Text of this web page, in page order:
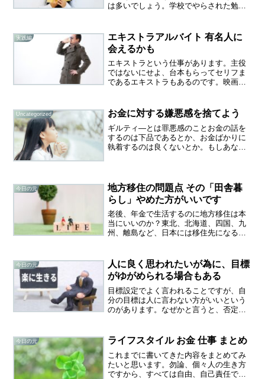
は多いでしょう。学校でやらされた勉強
山いる。でも、大人になってから大学に
入ったり、語学を学び始め...
実践編
エキストラアルバイト 有名人に
会えるかも
エキストラという仕事があります。主役
ではないにせよ、台本もらってセリフま
であるエキストラもあるのです。映画や
言います。スキルは要らないのか？特に
能力を求められることはあ...
Uncategorized お金に対する嫌悪感を捨てよう
ギルティ―とは罪悪感のことお金の話を
するのは下品であるとか、お金ばかりに
執着するのは良くないとか。もしあなた
しです。何もしなければ結...
今日の元
地方移住の問題点 その「田舎暮
らし」やめた方がいいです
老後、年金で生活するのに地方移住は本
当にいいのか？東北、北海道、四国、九
州、離島など、日本には移住先になる場
やすい生活費が抑えられるのは大きなメ
リットといえるかもし...
今日の元
人に良く思われたいが為に、目標
がゆがめられる場合もある
目標設定でよく言われることですが、自
分の目標は人に言わない方がいいという
のがあります。なぜかと言うと、否定さ
ためにあるはずの目標や願望が、誰かの
眼にどう映っているかを人...
今日の元 ライフスタイル お金 仕事 まとめ
これまでに書いてきた内容をまとめてみ
たいと思います。勿論、個々人の生き方
ですから、すべては自由、自己責任で